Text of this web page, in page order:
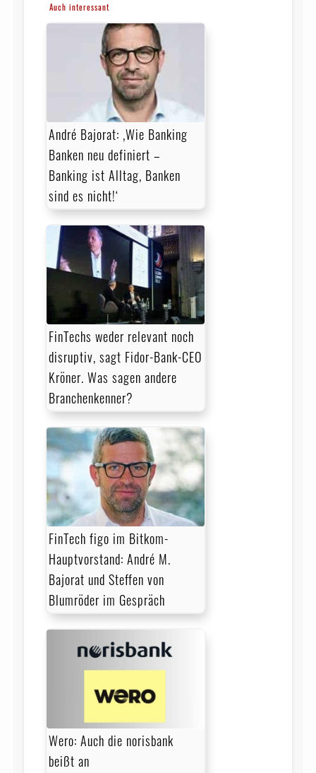
Auch interessant
André Bajorat: ‚Wie Banking
Banken neu definiert –
Banking ist Alltag, Banken
sind es nicht!‘
FinTechs weder relevant noch
disruptiv, sagt Fidor-Bank-CEO
Kröner. Was sagen andere
Branchenkenner?
FinTech figo im Bitkom-
Hauptvorstand: André M.
Bajorat und Steffen von
Blumröder im Gespräch
Wero: Auch die norisbank
beißt an